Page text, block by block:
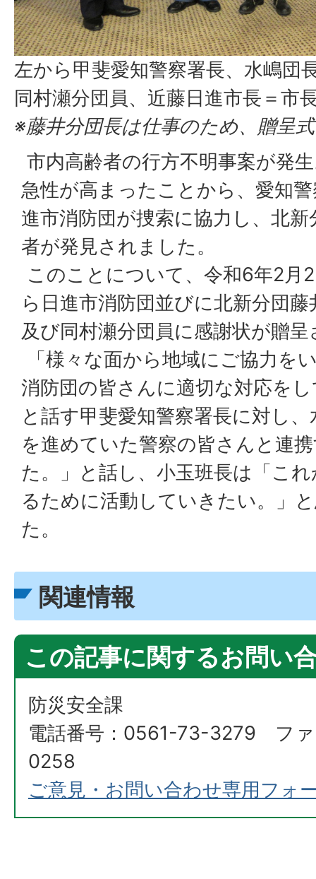
左から甲斐愛知警察署長、水嶋団
同村瀬分団員、近藤日進市長＝市
※藤井分団長は仕事のため、贈呈
市内高齢者の行方不明事案が発
急性が高まったことから、愛知
進市消防団が捜索に協力し、北
者が発見されました。
このことについて、令和6年2月
ら日進市消防団並びに北新分団
及び同村瀬分団員に感謝状が贈
「様々な面から地域にご協力を
消防団の皆さんに適切な対応を
と話す甲斐愛知警察署長に対し
を進めていた警察の皆さんと連
た。」と話し、小玉班長は「こ
るために活動していきたい。」
た。
関連情報
この記事に関するお問い
防災安全課
電話番号：0561-73-3279 フ
0258
ご意見・お問い合わせ専用フォ